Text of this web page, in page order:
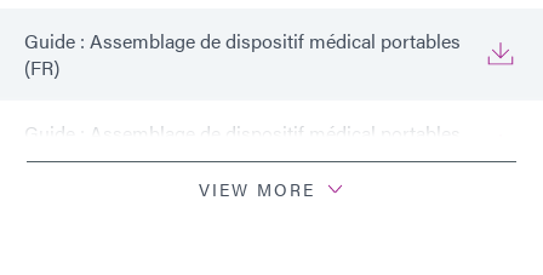
Guide : Assemblage de dispositif médical portables
(FR)
Guide : Assemblage de dispositif médical portables
(Asie | FR)
VIEW MORE